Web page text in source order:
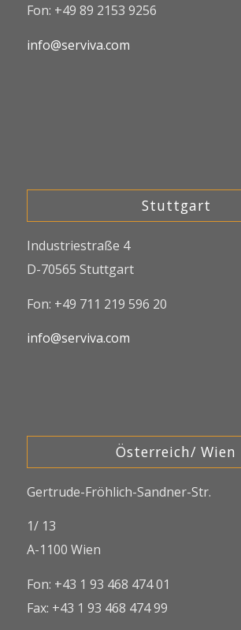
Fon: +49 89 2153 9256
info@serviva.com
Stuttgart
Industriestraße 4
D-70565 Stuttgart
Fon: +49 711 219 596 20
info@serviva.com
Österreich/ Wien
Gertrude-Fröhlich-Sandner-Str.
1/ 13
A-1100 Wien
Fon: +43 1 93 468 474 01
Fax: +43 1 93 468 474 99